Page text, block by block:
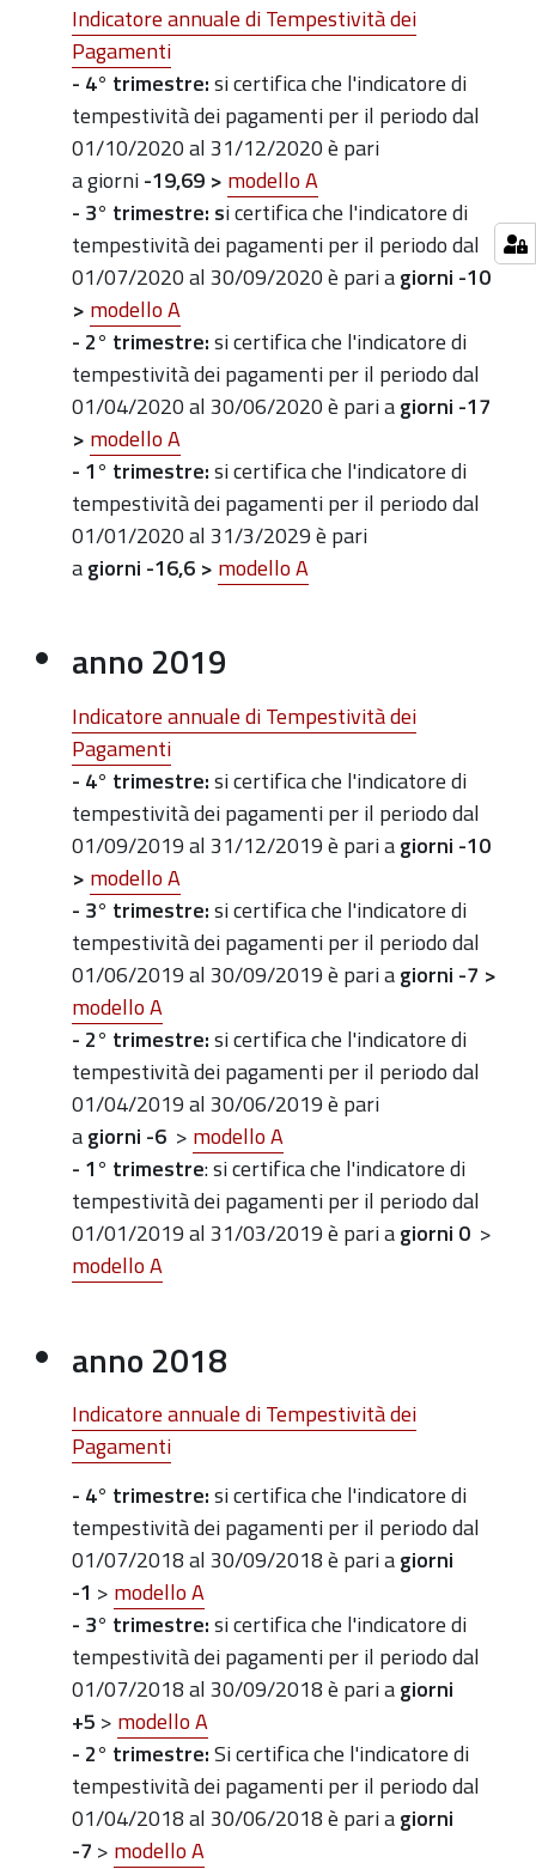
Indicatore annuale di Tempestività dei
Pagamenti
- 4° trimestre:si certifica che l'indicatore di
tempestività dei pagamenti per il periodo dal
01/10/2020 al 31/12/2020 è pari
a giorni-19,69 > modello A
- 3° trimestre: si certifica che l'indicatore di
tempestività dei pagamenti per il periodo dal
01/07/2020 al 30/09/2020 è pari agiorni -10
> modello A
- 2° trimestre:si certifica che l'indicatore di
tempestività dei pagamenti per il periodo dal
01/04/2020 al 30/06/2020 è pari agiorni -17
> modello A
- 1° trimestre:si certifica che l'indicatore di
tempestività dei pagamenti per il periodo dal
01/01/2020 al 31/3/2029 è pari
agiorni -16,6 > modello A
anno 2019
Indicatore annuale di Tempestività dei
Pagamenti
- 4° trimestre:si certifica che l'indicatore di
tempestività dei pagamenti per il periodo dal
01/09/2019 al 31/12/2019 è pari agiorni -10
> modello A
- 3° trimestre:si certifica che l'indicatore di
tempestività dei pagamenti per il periodo dal
01/06/2019 al 30/09/2019 è pari agiorni -7 >
modello A
- 2° trimestre:si certifica che l'indicatore di
tempestività dei pagamenti per il periodo dal
01/04/2019 al 30/06/2019 è pari
agiorni -6 > modello A
- 1° trimestre: si certifica che l'indicatore di
tempestività dei pagamenti per il periodo dal
01/01/2019 al 31/03/2019 è pari agiorni 0 >
modello A
anno 2018
Indicatore annuale di Tempestività dei
Pagamenti
- 4° trimestre:si certifica che l'indicatore di
tempestività dei pagamenti per il periodo dal
01/07/2018 al 30/09/2018 è pari agiorni
-1 > modello A
- 3° trimestre:si certifica che l'indicatore di
tempestività dei pagamenti per il periodo dal
01/07/2018 al 30/09/2018 è pari agiorni
+5 > modello A
- 2° trimestre:Si certifica che l'indicatore di
tempestivitàdei pagamenti per il periodo dal
01/04/2018 al 30/06/2018 è pari agiorni
-7 > modello A